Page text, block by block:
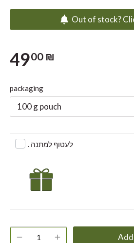
Out of stock?
4900 ₪
packaging
100 g pouch
. לעטוף למתנה